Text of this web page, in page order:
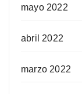
mayo 2022
abril 2022
marzo 2022